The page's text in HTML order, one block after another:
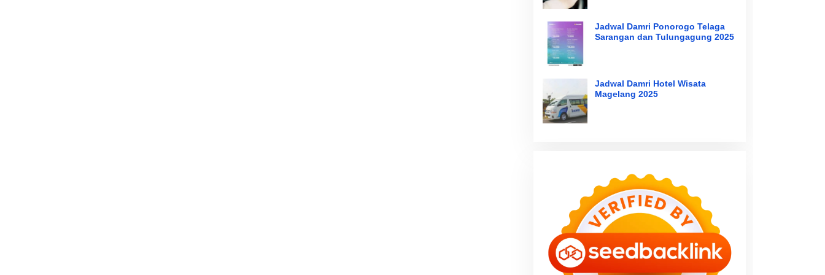
Jadwal Damri Ponorogo Telaga
Sarangan dan Tulungagung 2025
Jadwal Damri Hotel Wisata
Magelang 2025